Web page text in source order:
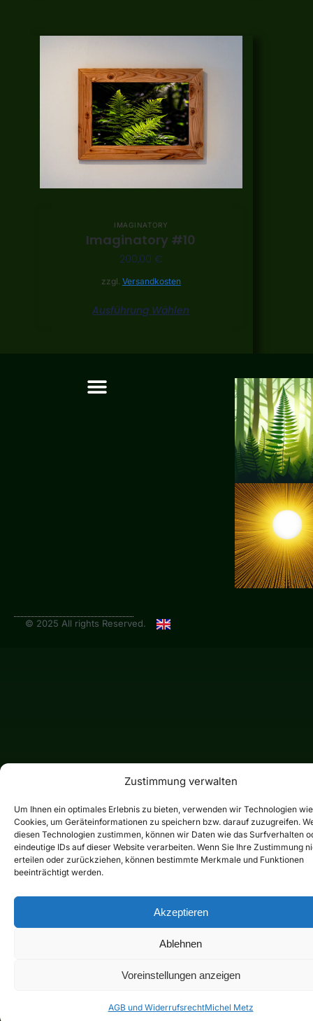
Zustimmung verwalten
Um Ihnen ein optimales Erlebnis zu bieten, verwenden wir Technologien wie
Cookies, um Geräteinformationen zu speichern bzw. darauf zuzugreifen.
diesen Technologien zustimmen, können wir Daten wie das Surfverhalten
eindeutige IDs auf dieser Website verarbeiten. Wenn Sie Ihre Zustimmung
erteilen oder zurückziehen, können bestimmte Merkmale und Funktionen
beeinträchtigt werden.
Akzeptieren
Ablehnen
Voreinstellungen anzeigen
AGB und WiderrufsrechtMichel Metz
IMAGINATORY
Imaginatory #10
200,00 €
zzgl. Versandkosten
Ausführung Wählen
© 2025 All rights Reserved.